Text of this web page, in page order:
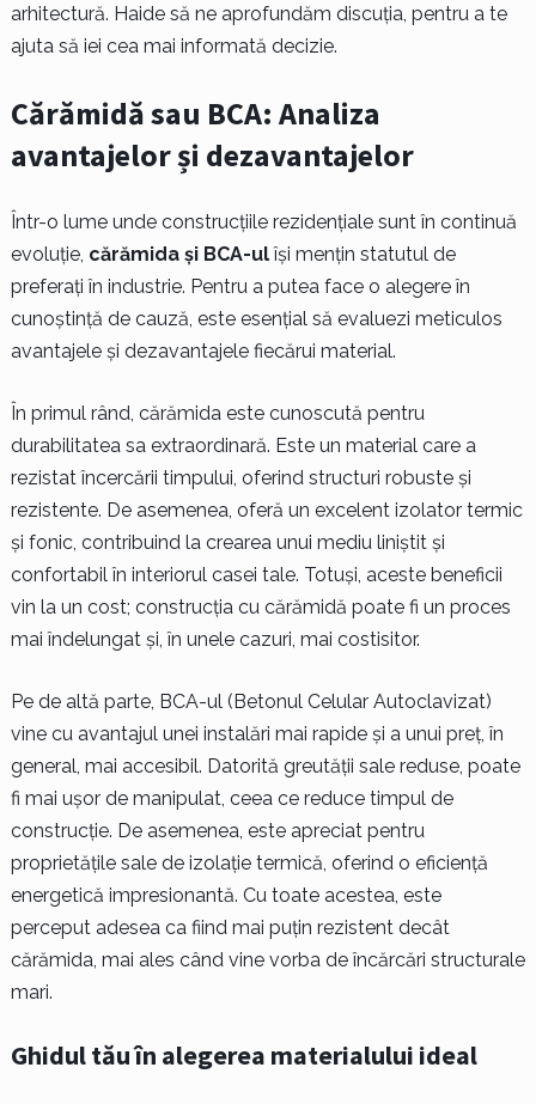
arhitectură. Haide să ne aprofundăm discuția, pentru a te
ajuta să iei cea mai informată decizie.
Cărămidă sau BCA: Analiza
avantajelor și dezavantajelor
Într-o lume unde construcțiile rezidențiale sunt în continuă
evoluție, cărămida și BCA-ulîși mențin statutul de
preferați în industrie. Pentru a putea face o alegere în
cunoștință de cauză, este esențial să evaluezi meticulos
avantajele și dezavantajele fiecărui material.
În primul rând, cărămida este cunoscută pentru
durabilitatea sa extraordinară. Este un material care a
rezistat încercării timpului, oferind structuri robuste și
rezistente. De asemenea, oferă un excelent izolator termic
și fonic, contribuind la crearea unui mediu liniștit și
confortabil în interiorul casei tale. Totuși, aceste beneficii
vin la un cost; construcția cu cărămidă poate fi un proces
mai îndelungat și, în unele cazuri, mai costisitor.
Pe de altă parte, BCA-ul (Betonul Celular Autoclavizat)
vine cu avantajul unei instalări mai rapide și a unui preț, în
general, mai accesibil. Datorită greutății sale reduse, poate
fi mai ușor de manipulat, ceea ce reduce timpul de
construcție. De asemenea, este apreciat pentru
proprietățile sale de izolație termică, oferind o eficiență
energetică impresionantă. Cu toate acestea, este
perceput adesea ca fiind mai puțin rezistent decât
cărămida, mai ales când vine vorba de încărcări structurale
mari.
Ghidul tău în alegerea materialului ideal